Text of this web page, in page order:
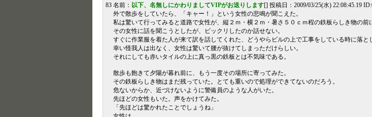
83 名前： 以下、名無しにかわりましてVIPがお送りします[] 投稿日：2009/03/25(水) 22:08:45.19
外で散歩をしていたら、「キャー！」という女性の悲鳴が聞こえた。
私は驚いて行ってみると道路で女性が、縦２ｍ・横２ｍ・暑さ５０ｃｍ程の鉄板らしき物の前
その女性に話を聞こうとしたが、ビックリしたのか話せない。
すぐに作業服を着た人が来て訳を話してくれた、どうやらビルの上で工事をしている時に落と
幸い怪我人は出なく、女性は驚いて腰が抜けてしまっただけらしい。
それにしても赤いタイルの上に真っ黒の鉄板とは不気味である。
散歩も飽きて夕陽が暮れ前に、もう一度その場所に寄ってみた。
その鉄板らしき物はまだ残っていた。とても重いので処理ができてないのだろう。
危ないからか、近づけないように警備員のような人がいた。
先ほどの女性もいた。声をかけてみた。
「先ほどは驚かれたことでしょうね」